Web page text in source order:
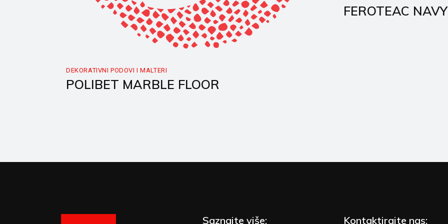
DEKORATIVNI PODOVI I MALTERI
POLIBET MARBLE FLOOR
FEROTEAC NAVY
Saznajte više: Kontaktirajte nas: